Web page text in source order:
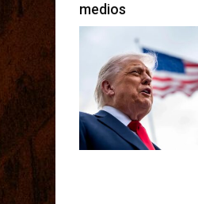
medios